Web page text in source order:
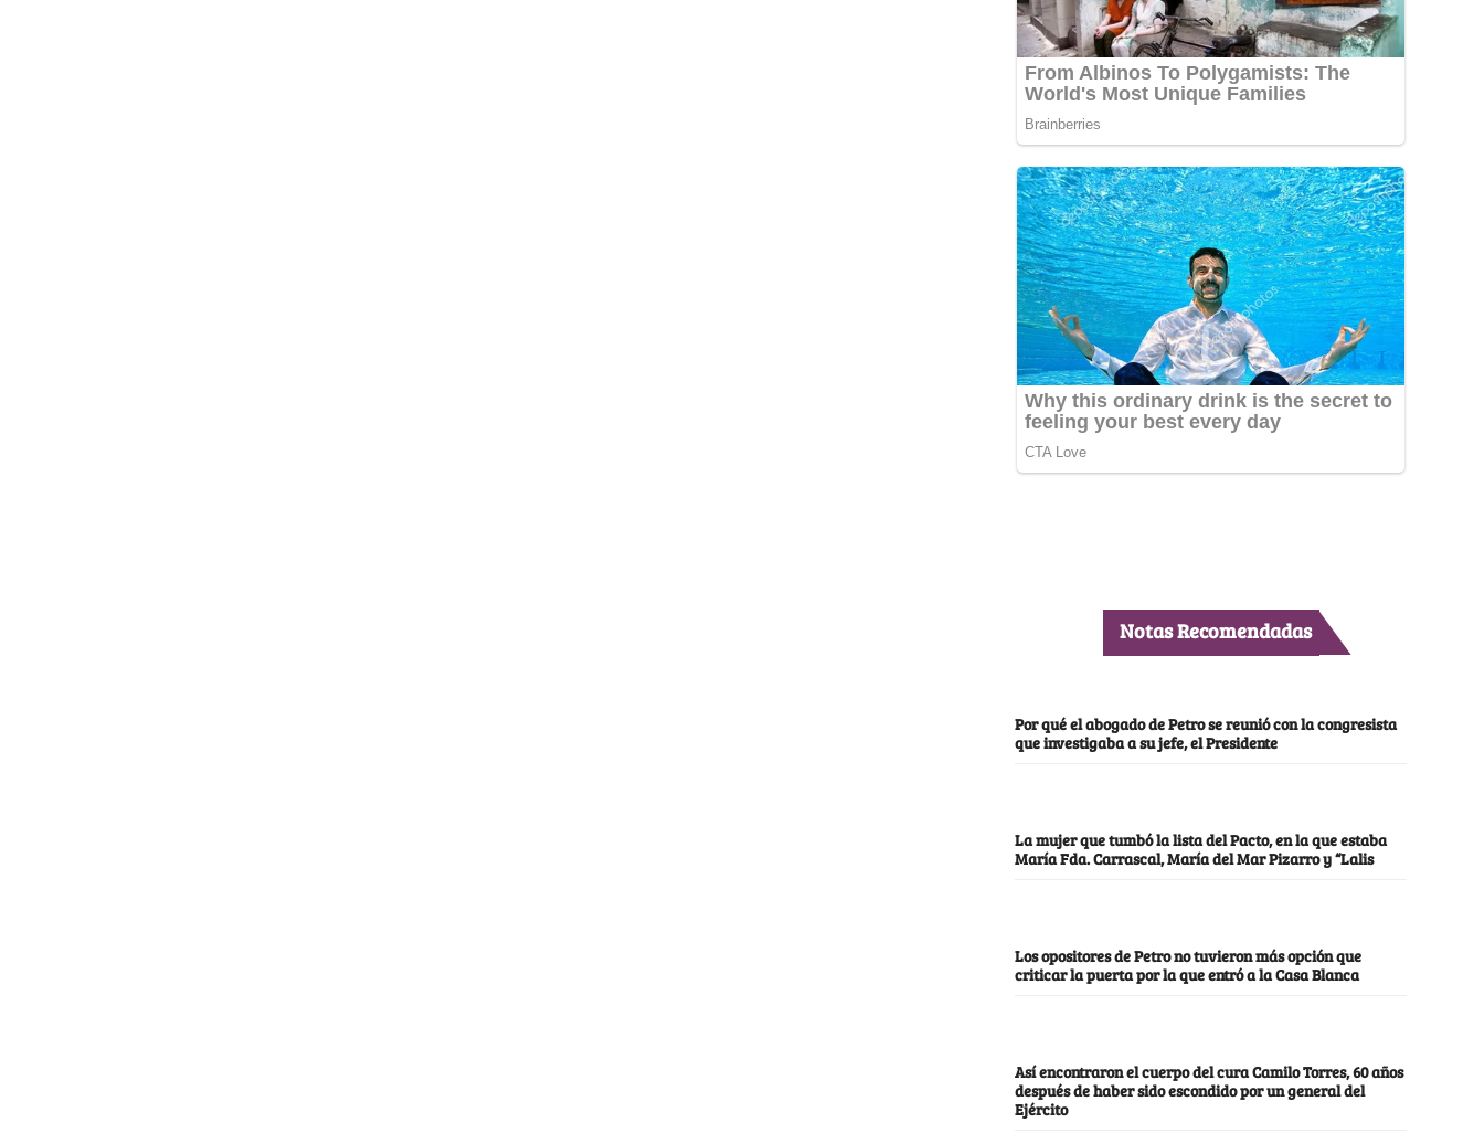
Notas Recomendadas
Por qué el abogado de Petro se reunió con la congresista
que investigaba a su jefe, el Presidente
La mujer que tumbó la lista del Pacto, en la que estaba
María Fda. Carrascal, María del Mar Pizarro y “Lalis
Los opositores de Petro no tuvieron más opción que
criticar la puerta por la que entró a la Casa Blanca
Así encontraron el cuerpo del cura Camilo Torres, 60 años
después de haber sido escondido por un general del
Ejército